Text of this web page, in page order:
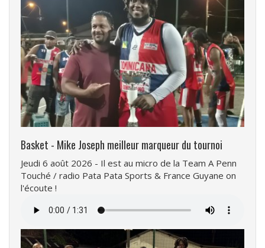
Basket - Mike Joseph meilleur marqueur du tournoi
Jeudi 6 août 2026 - Il est au micro de la Team A Penn
Touché / radio Pata Pata Sports & France Guyane on
l'écoute !
audio